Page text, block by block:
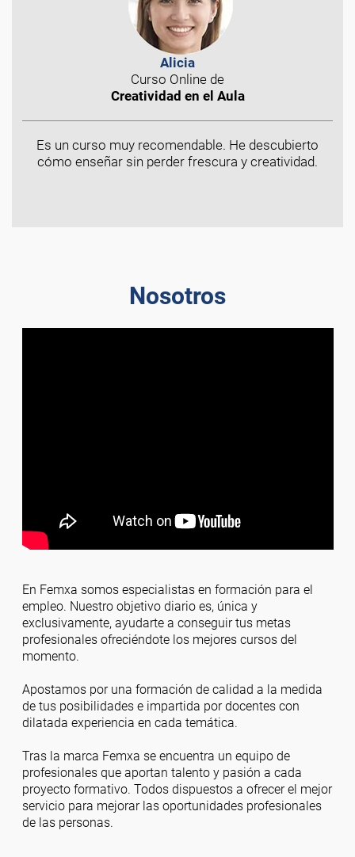
Alicia
Curso Online de
Creatividad en el Aula
Es un curso muy recomendable. He descubierto
cómo enseñar sin perder frescura y creatividad.
Nosotros
En Femxa somos especialistas en formación para el
empleo. Nuestro objetivo diario es, única y
exclusivamente, ayudarte a conseguir tus metas
profesionales ofreciéndote los mejores cursos del
momento.
Apostamos por una formación de calidad a la medida
de tus posibilidades e impartida por docentes con
dilatada experiencia en cada temática.
Tras la marca Femxa se encuentra un equipo de
profesionales que aportan talento y pasión a cada
proyecto formativo. Todos dispuestos a ofrecer el mejor
servicio para mejorar las oportunidades profesionales
de las personas.